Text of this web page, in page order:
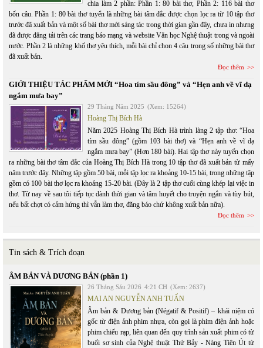
chia làm 2 phần: Phần 1: 80 bài thơ, Phần 2: 116 bài thơ
bốn câu. Phần 1: 80 bài thơ tuyển là những bài tâm đắc được chọn lọc ra từ 10 tập thơ
trước đã xuất bản và một số bài thơ mới sáng tác trong thời gian gần đây, chưa in nhưng
đã được đăng tải trên các trang báo mạng và website Văn học Nghệ thuật trong và ngoài
nước. Phần 2 là những khổ thơ yêu thích, mỗi bài chỉ chon 4 câu trong số những bài thơ
đã xuất bản.
Đọc thêm
GIỚI THIỆU TÁC PHẨM MỚI “Hoa tím sầu đông” và “Hẹn anh về vĩ dạ
ngắm mưa bay”
29 Tháng Năm 2025 (Xem: 15264)
Hoàng Thị Bích Hà
Năm 2025 Hoàng Thị Bích Hà trình làng 2 tập thơ: “Hoa
tím sầu đông” (gồm 103 bài thơ) và “Hẹn anh về vĩ dạ
ngắm mưa bay” (Hơn 180 bài). Hai tập thơ này tuyển chọn
ra những bài thơ tâm đắc của Hoàng Thị Bích Hà trong 10 tập thơ đã xuất bản từ mấy
năm trước đây. Những tập gồm 50 bài, mỗi tập lọc ra khoảng 10-15 bài, trong những tập
gồm có 100 bài thơ lọc ra khoảng 15-20 bài. (Đây là 2 tập thơ cuối cùng khép lại việc in
thơ. Từ nay về sau tôi tiếp tục dành thời gian và tâm huyết cho truyện ngắn và tùy bút,
nếu bất chợt có cảm hứng thì vẫn làm thơ, đăng báo chứ không xuất bản nữa).
Đọc thêm
Tin sách & Trích đoạn
ÂM BẢN VÀ DƯƠNG BẢN (phần 1)
26 Tháng Sáu 2026 4:21 CH (Xem: 2637)
MAI AN NGUYỄN ANH TUẤN
Âm bản & Dương bản (Négatif & Positif) – khái niệm có
gốc từ điện ảnh phim nhựa, còn gọi là phim điện ảnh hoặc
phim chiếu rạp, liên quan đến quy trình sản xuất phim có từ
buổi sơ sinh của Nghệ thuật Thứ Bảy - Nàng Tiên Út từ